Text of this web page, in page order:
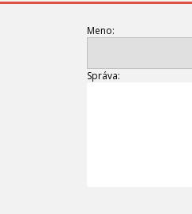
Meno:
Správa: